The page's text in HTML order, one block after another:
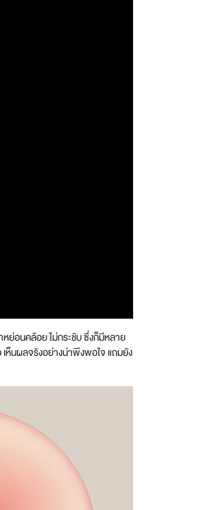
อนคล้อย ไม่กระชับ ซึ่งก็มีหลาย
เห็นผลจริงอย่างน่าพึงพอใจ แถมยัง